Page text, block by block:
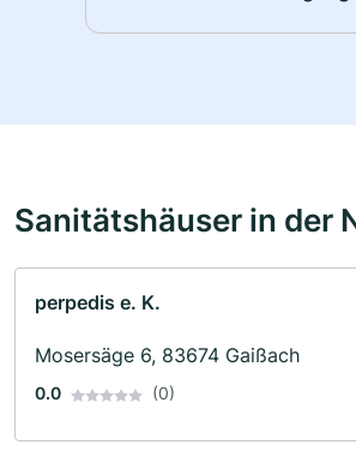
Sanitätshäuser in der
perpedis e. K.
Mosersäge 6, 83674 Gaißach
0.0 (0)